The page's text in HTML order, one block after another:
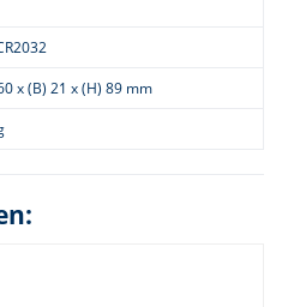
x (B) 21 x (H) 89 mm